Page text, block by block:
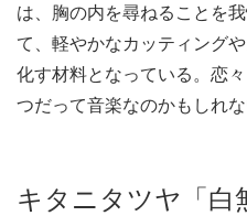
は、胸の内を尋ねることを
て、軽やかなカッティング
化す材料となっている。恋
つだって音楽なのかもしれな
キタニタツヤ「白